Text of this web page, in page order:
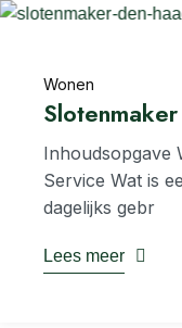
Wonen
I‍nhoudsopgave
Service Wat is
dagelijks gebr
Lees meer